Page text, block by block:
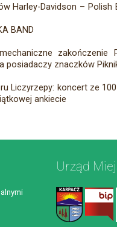
Harley-Davidson – Polish
BAND
zakończenie
posiadaczy znaczków
Liczyrzepy: koncert ze
ankiecie
Urząd